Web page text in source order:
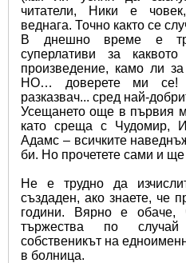
читатели, Ники е
веднага. Точно както се
В днешно време е
суперлативи за
произведение, камо ли
НО… доверете ми се!
разказвач... сред най-
Усещането още в първия
като среща с Чудомир,
Адамс – всичките
би. Но прочетете сами и
Не е трудно да
създаден, ако знаете, че
години. Вярно е обаче,
тържества по
собственикът на
в болница.